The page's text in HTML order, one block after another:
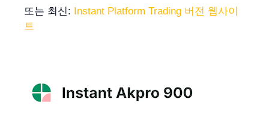
또는 최신: Instant Platform Trading 버전 웹사이
트